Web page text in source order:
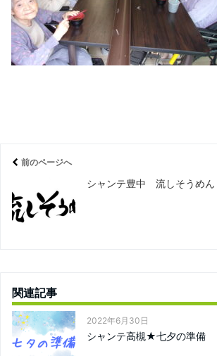
前のページへ
シャンテ豊中 流しそうめん
関連記事
2022年6月30日
シャンテ高槻★七夕の準備